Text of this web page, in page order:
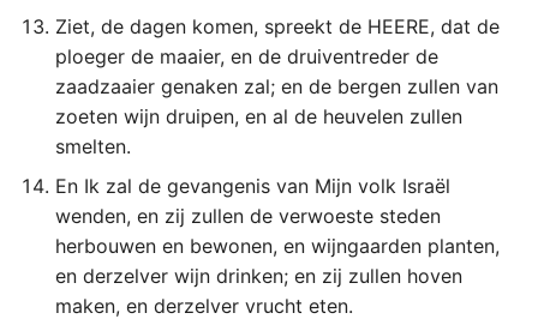
Ziet, de dagen komen, spreekt de HEERE, dat de
ploeger de maaier, en de druiventreder de
zaadzaaier genaken zal; en de bergen zullen van
zoeten wijn druipen, en al de heuvelen zullen
smelten.
En Ik zal de gevangenis van Mijn volk Israël
wenden, en zij zullen de verwoeste steden
herbouwen en bewonen, en wijngaarden planten,
en derzelver wijn drinken; en zij zullen hoven
maken, en derzelver vrucht eten.